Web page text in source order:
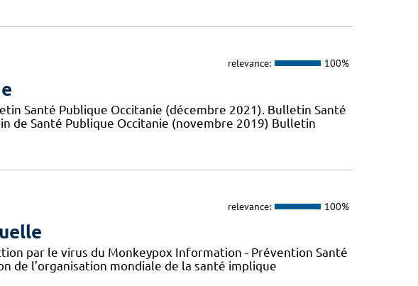
relevance: 100%
Santé Publique Occitanie (décembre 2021). Bulletin Santé
de Santé Publique Occitanie (novembre 2019) Bulletin
relevance: 100%
par le virus du Monkeypox Information - Prévention Santé
de l’organisation mondiale de la santé implique